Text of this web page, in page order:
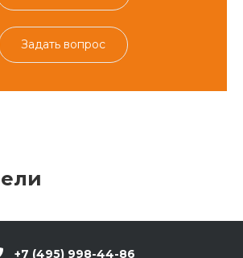
Задать вопрос
+7 (495) 998-44-86